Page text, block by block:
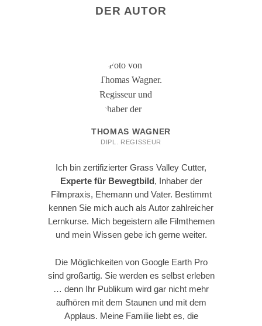
DER AUTOR
THOMAS WAGNER
DIPL. REGISSEUR
Ich bin zertifizierter Grass Valley Cutter,
Experte für Bewegtbild, Inhaber der
Filmpraxis, Ehemann und Vater. Bestimmt
kennen Sie mich auch als Autor zahlreicher
Lernkurse. Mich begeistern alle Filmthemen
und mein Wissen gebe ich gerne weiter.
Die Möglichkeiten von Google Earth Pro
sind großartig. Sie werden es selbst erleben
… denn Ihr Publikum wird gar nicht mehr
aufhören mit dem Staunen und mit dem
Applaus. Meine Familie liebt es, die